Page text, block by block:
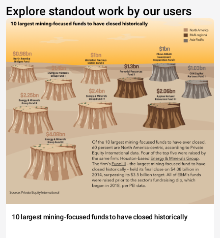
Explore standout work by our users
10 largest mining-focused funds to have closed historically